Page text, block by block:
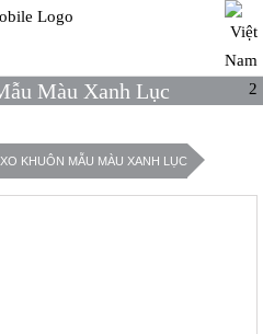
Màu Xanh Lục
KHUÔN MẪU MÀU XANH LỤC